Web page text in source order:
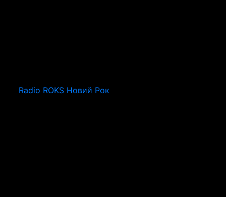
Radio ROKS Новий Рок